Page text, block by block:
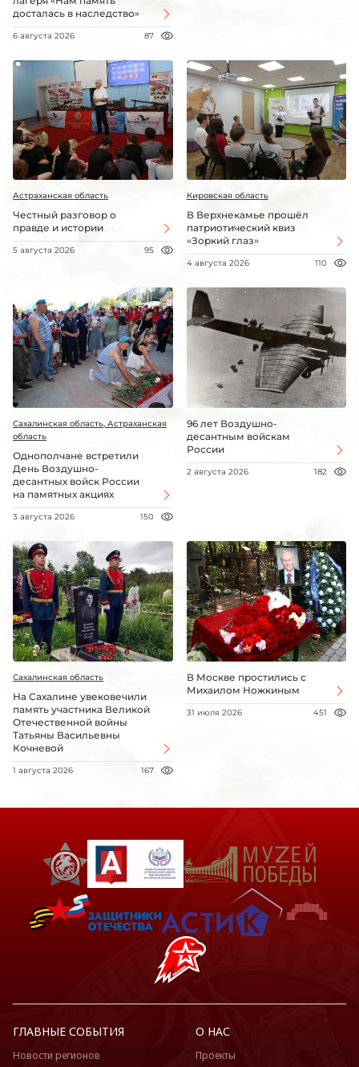
досталась в наследство»
6 августа 2026 87
Астраханская область
Честный разговор о
правде и истории
5 августа 2026 95
Кировская область
В Верхнекамье прошёл
патриотический квиз
«Зоркий глаз»
4 августа 2026 110
Сахалинская область, Астраханская
область
Однополчане встретили
День Воздушно-
десантных войск России
на памятных акциях
3 августа 2026 150
96 лет Воздушно-
десантным войскам
России
2 августа 2026 182
Сахалинская область
На Сахалине увековечили
память участника Великой
Отечественной войны
Татьяны Васильевны
Кочневой
1 августа 2026 167
В Москве простились с
Михаилом Ножкиным
31 июля 2026 451
ГЛАВНЫЕ СОБЫТИЯ
Новости регионов
О НАС
Проекты